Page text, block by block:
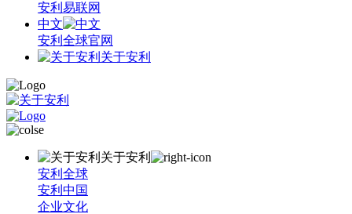
安利易联网
中文
安利全球官网
关于安利
关于安利
安利全球
安利中国
企业文化